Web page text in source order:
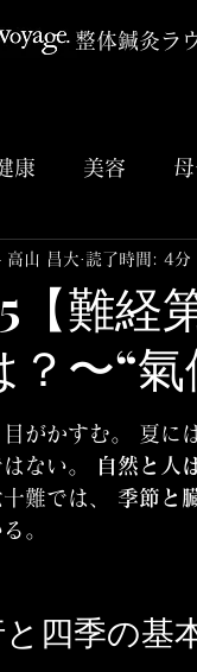
整体鍼灸ラ
康 美容
小説
【難経
？〜“
高山 昌大 読了時間: 4分
NaNと評価されていま
がかすむ。 夏に
ない。
自然と人
十難では、 季節と
。
と四季の基